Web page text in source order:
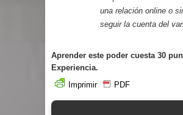
una relación online o
seguir la cuenta del
Aprender este poder cuesta 30
Experiencia.
Imprimir
PDF